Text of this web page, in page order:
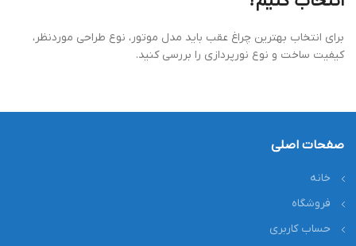
برای انتخاب بهترین چراغ عقب باید مدل موتور، نوع طراحی موردنظر،
کیفیت ساخت و نوع نورپردازی را بررسی کنید.
صفحات اصلی
خانه
فروشگاه
حساب کاربری